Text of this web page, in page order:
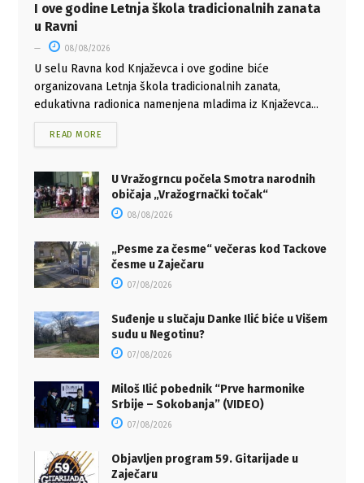
I ove godine Letnja škola tradicionalnih zanata
u Ravni
08/08/2026
U selu Ravna kod Knjaževca i ove godine biće
organizovana Letnja škola tradicionalnih zanata,
edukativna radionica namenjena mladima iz Knjaževca...
READ MORE
U Vražogrncu počela Smotra narodnih
običaja „Vražogrnački točak“
08/08/2026
„Pesme za česme“ večeras kod Tackove
česme u Zaječaru
07/08/2026
Suđenje u slučaju Danke Ilić biće u Višem
sudu u Negotinu?
07/08/2026
Miloš Ilić pobednik “Prve harmonike
Srbije – Sokobanja” (VIDEO)
07/08/2026
Objavljen program 59. Gitarijade u
Zaječaru